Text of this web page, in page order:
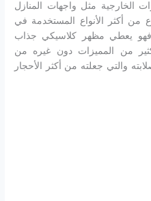
الخارجية مثل واجهات المنازل
من أكثر الأنواع المستخدمة في
فهو يعطي مظهر كلاسيكي جذاب
من المميزات دون غيره من
والتي جعلته من أكثر الأحجار